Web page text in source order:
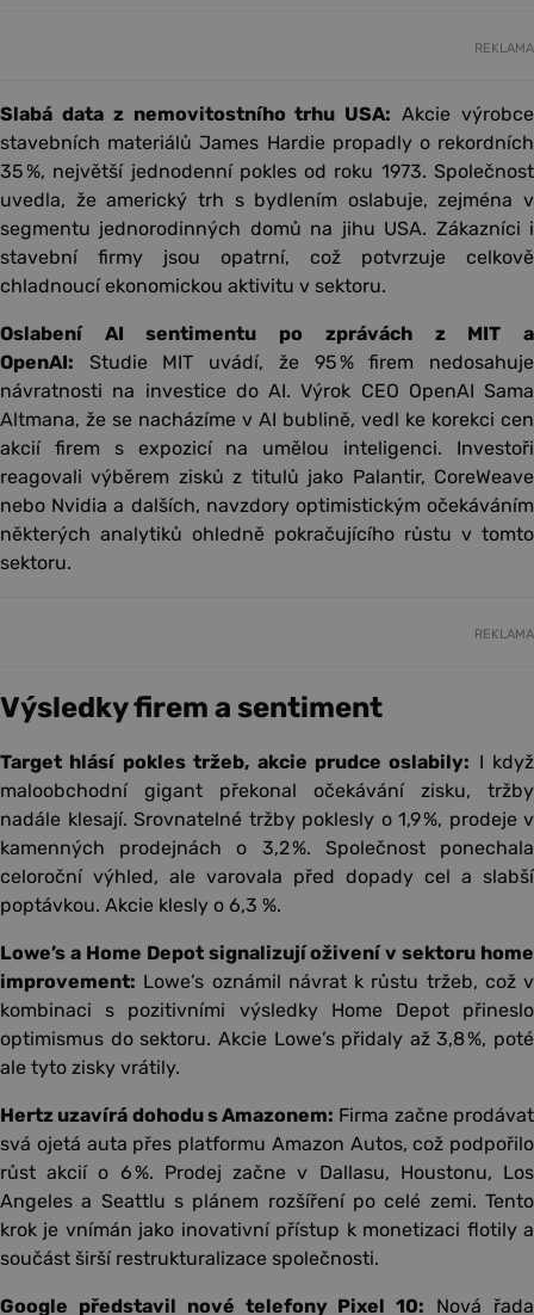
REKLAMA
Slabá data z nemovitostního trhu USA: Akcie výrobce
stavebních materiálů James Hardie propadly o rekordních
35 %, největší jednodenní pokles od roku 1973. Společnost
uvedla, že americký trh s bydlením oslabuje, zejména v
segmentu jednorodinných domů na jihu USA. Zákazníci i
stavební firmy jsou opatrní, což potvrzuje celkově
chladnoucí ekonomickou aktivitu v sektoru.
Oslabení AI sentimentu po zprávách z MIT a
OpenAI: Studie MIT uvádí, že 95 % firem nedosahuje
návratnosti na investice do AI. Výrok CEO OpenAI Sama
Altmana, že se nacházíme v AI bublině, vedl ke korekci cen
akcií firem s expozicí na umělou inteligenci. Investoři
reagovali výběrem zisků z titulů jako Palantir, CoreWeave
nebo Nvidia a dalších, navzdory optimistickým očekáváním
některých analytiků ohledně pokračujícího růstu v tomto
sektoru.
REKLAMA
Výsledky firem a sentiment
Target hlásí pokles tržeb, akcie prudce oslabily: I když
maloobchodní gigant překonal očekávání zisku, tržby
nadále klesají. Srovnatelné tržby poklesly o 1,9 %, prodeje v
kamenných prodejnách o 3,2 %. Společnost ponechala
celoroční výhled, ale varovala před dopady cel a slabší
poptávkou. Akcie klesly o 6,3 %.
Lowe’s a Home Depot signalizují oživení v sektoru home
improvement: Lowe’s oznámil návrat k růstu tržeb, což v
kombinaci s pozitivními výsledky Home Depot přineslo
optimismus do sektoru. Akcie Lowe’s přidaly až 3,8 %, poté
ale tyto zisky vrátily.
Hertz uzavírá dohodu s Amazonem: Firma začne prodávat
svá ojetá auta přes platformu Amazon Autos, což podpořilo
růst akcií o 6 %. Prodej začne v Dallasu, Houstonu, Los
Angeles a Seattlu s plánem rozšíření po celé zemi. Tento
krok je vnímán jako inovativní přístup k monetizaci flotily a
součást širší restrukturalizace společnosti.
Google představil nové telefony Pixel 10: Nová řada